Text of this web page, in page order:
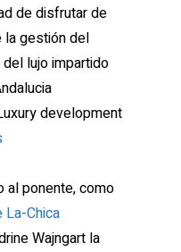
de disfrutar de
la gestión del
lujo impartido
development
al ponente, como
La-Chica
Wajngart la